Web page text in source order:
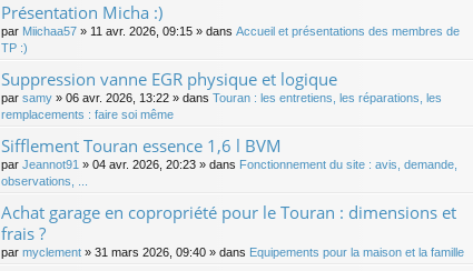
Présentation Micha :)
par Miichaa57 » 11 avr. 2026, 09:15 » dans Accueil et présentations des membres de
TP :)
Suppression vanne EGR physique et logique
par samy » 06 avr. 2026, 13:22 » dans Touran : les entretiens, les réparations, les
remplacements : faire soi même
Sifflement Touran essence 1,6 l BVM
par Jeannot91 » 04 avr. 2026, 20:23 » dans Fonctionnement du site : avis, demande,
observations, ...
Achat garage en copropriété pour le Touran : dimensions et
frais ?
par myclement » 31 mars 2026, 09:40 » dans Equipements pour la maison et la famille